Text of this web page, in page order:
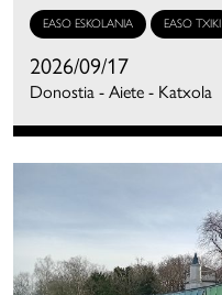
EASO ESKOLANIA EASO TXIKI
2026/09/17
Donostia - Aiete - Katxola